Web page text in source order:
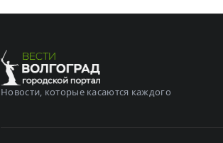
Новости, которые касаются каждого